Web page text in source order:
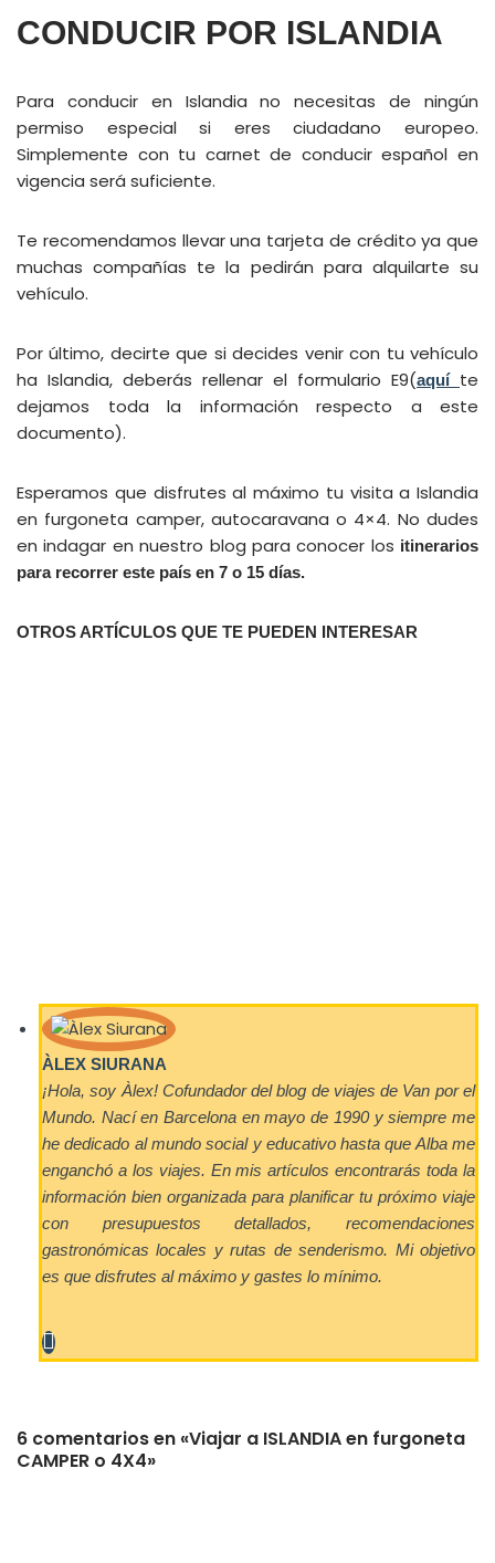
CONDUCIR POR ISLANDIA
Para conducir en Islandia no necesitas de ningún
permiso especial si eres ciudadano europeo.
Simplemente con tu carnet de conducir español en
vigencia será suficiente.
Te recomendamos llevar una tarjeta de crédito ya que
muchas compañías te la pedirán para alquilarte su
vehículo.
Por último, decirte que si decides venir con tu vehículo
ha Islandia, deberás rellenar el formulario E9(aquí te
dejamos toda la información respecto a este
documento).
Esperamos que disfrutes al máximo tu visita a Islandia
en furgoneta camper, autocaravana o 4×4. No dudes
en indagar en nuestro blog para conocer los itinerarios
para recorrer este país en 7 o 15 días.
OTROS ARTÍCULOS QUE TE PUEDEN INTERESAR
ÀLEX SIURANA
¡Hola, soy Àlex! Cofundador del blog de viajes de Van por el
Mundo. Nací en Barcelona en mayo de 1990 y siempre me
he dedicado al mundo social y educativo hasta que Alba me
enganchó a los viajes. En mis artículos encontrarás toda la
información bien organizada para planificar tu próximo viaje
con presupuestos detallados, recomendaciones
gastronómicas locales y rutas de senderismo. Mi objetivo
es que disfrutes al máximo y gastes lo mínimo.
6 comentarios en «Viajar a ISLANDIA en furgoneta
CAMPER o 4X4»